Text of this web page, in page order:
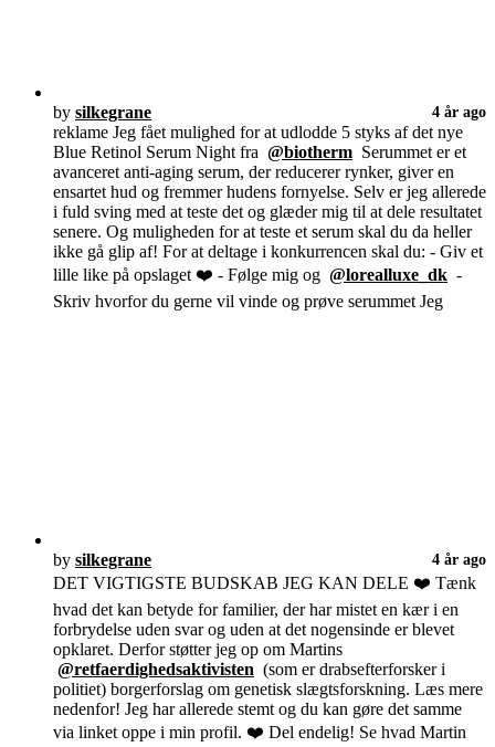
by silkegrane 4 år ago
reklame Jeg fået mulighed for at udlodde 5 styks af det nye
Blue Retinol Serum Night fra @biotherm Serummet er et
avanceret anti-aging serum, der reducerer rynker, giver en
ensartet hud og fremmer hudens fornyelse. Selv er jeg allerede
i fuld sving med at teste det og glæder mig til at dele resultatet
senere. Og muligheden for at teste et serum skal du da heller
ikke gå glip af! For at deltage i konkurrencen skal du: - Giv et
lille like på opslaget ❤️ - Følge mig og @lorealluxe_dk -
Skriv hvorfor du gerne vil vinde og prøve serummet Jeg
by silkegrane 4 år ago
DET VIGTIGSTE BUDSKAB JEG KAN DELE ❤️ Tænk
hvad det kan betyde for familier, der har mistet en kær i en
forbrydelse uden svar og uden at det nogensinde er blevet
opklaret. Derfor støtter jeg op om Martins
@retfaerdighedsaktivisten (som er drabsefterforsker i
politiet) borgerforslag om genetisk slægtsforskning. Læs mere
nedenfor! Jeg har allerede stemt og du kan gøre det samme
via linket oppe i min profil. ❤️ Del endelig! Se hvad Martin